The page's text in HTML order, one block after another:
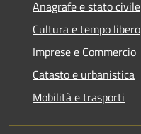
Anagrafe e stato civile
Cultura e tempo libero
Imprese e Commercio
Catasto e urbanistica
Mobilità e trasporti